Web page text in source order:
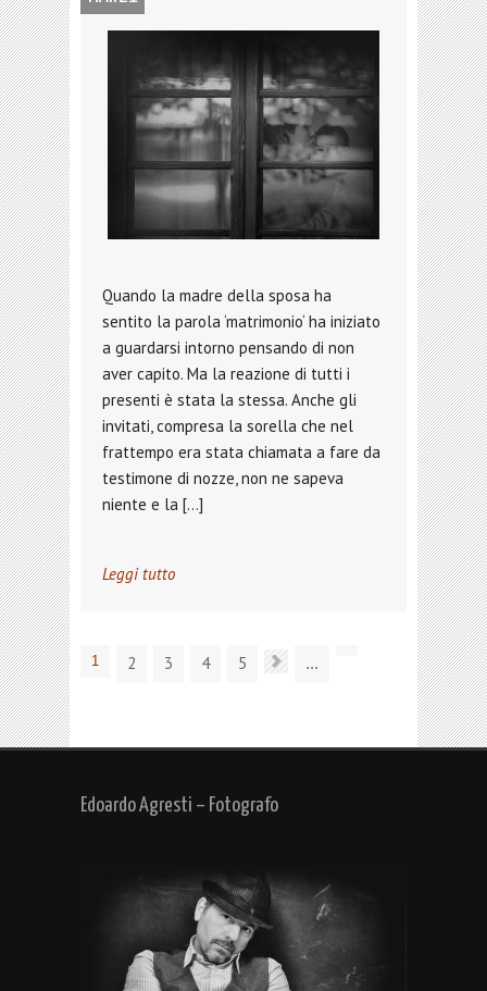
Quando la madre della sposa ha
sentito la parola ‘matrimonio‘ ha iniziato
a guardarsi intorno pensando di non
aver capito. Ma la reazione di tutti i
presenti è stata la stessa. Anche gli
invitati, compresa la sorella che nel
frattempo era stata chiamata a fare da
testimone di nozze, non ne sapeva
niente e la […]
Leggi tutto
1 2 3 4 5 ...
Edoardo Agresti – Fotografo